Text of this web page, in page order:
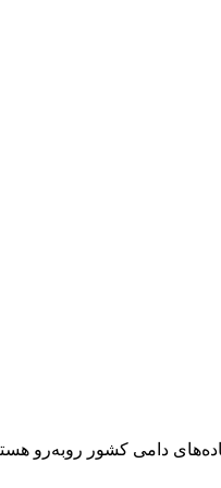
دامی کشور رو‌به‌رو